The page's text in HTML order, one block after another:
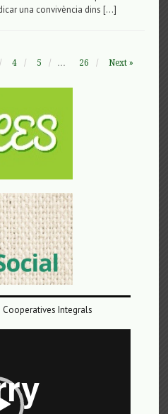
una convivència dins […]
4 5 … 26 Next »
Cooperatives Integrals